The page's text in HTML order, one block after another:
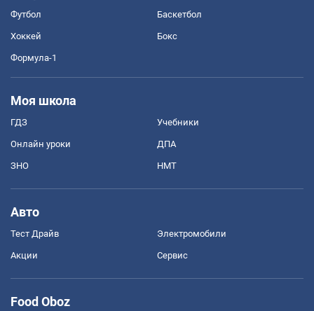
Футбол Баскетбол
Хоккей Бокс
Формула-1
Моя школа
ГДЗ Учебники
Онлайн уроки ДПА
ЗНО НМТ
Авто
Тест Драйв Электромобили
Акции Сервис
Food Oboz